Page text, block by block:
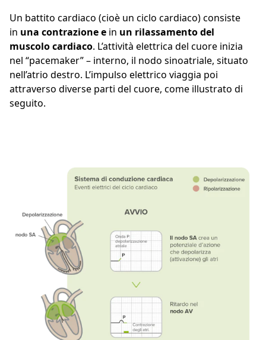
Un battito cardiaco (cioè un ciclo cardiaco) consiste
in una contrazione e in un rilassamento del
muscolo cardiaco. L’attività elettrica del cuore inizia
nel “pacemaker” – interno, il nodo sinoatriale, situato
nell’atrio destro. L’impulso elettrico viaggia poi
attraverso diverse parti del cuore, come illustrato di
seguito.